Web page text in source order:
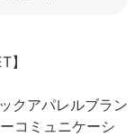
】
クアパレルブラン
コミュニケーシ